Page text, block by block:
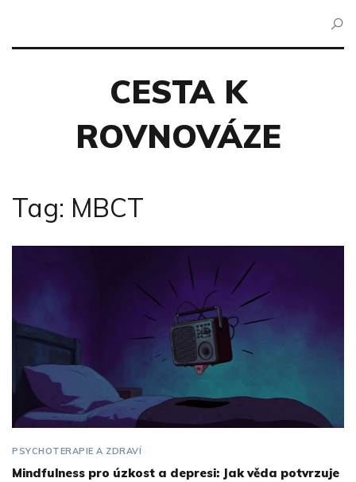
CESTA K
ROVNOVÁZE
Tag: MBCT
PSYCHOTERAPIE A ZDRAVÍ
Mindfulness pro úzkost a depresi: Jak věda potvrzuje